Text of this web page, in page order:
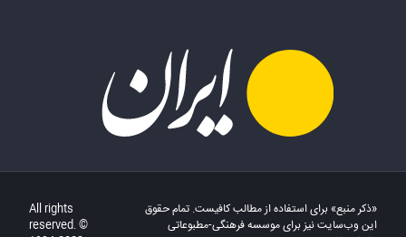
«ذکر منبع» برای استفاده از مطالب کافیست. تمام حقوق
این وب‌سایت نیز برای موسسه فرهنگی-مطبوعاتی
All rights
reserved. ©